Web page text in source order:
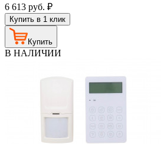
6 613 руб. ₽
Купить в 1 клик
Купить
В НАЛИЧИИ